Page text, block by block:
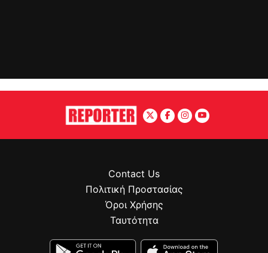
Contact Us
Πολιτική Προστασίας
Όροι Χρήσης
Ταυτότητα